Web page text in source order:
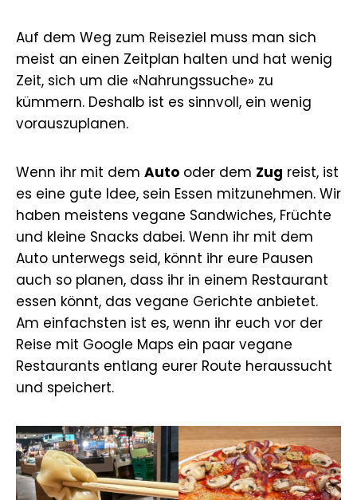
Auf dem Weg zum Reiseziel muss man sich
meist an einen Zeitplan halten und hat wenig
Zeit, sich um die «Nahrungssuche» zu
kümmern. Deshalb ist es sinnvoll, ein wenig
vorauszuplanen.
Wenn ihr mit dem Auto oder dem Zug reist, ist
es eine gute Idee, sein Essen mitzunehmen. Wir
haben meistens vegane Sandwiches, Früchte
und kleine Snacks dabei. Wenn ihr mit dem
Auto unterwegs seid, könnt ihr eure Pausen
auch so planen, dass ihr in einem Restaurant
essen könnt, das vegane Gerichte anbietet.
Am einfachsten ist es, wenn ihr euch vor der
Reise mit Google Maps ein paar vegane
Restaurants entlang eurer Route heraussucht
und speichert.